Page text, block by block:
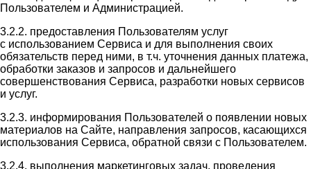
Пользователем и Администрацией.
3.2.2. предоставления Пользователям услуг
с использованием Сервиса и для выполнения своих
обязательств перед ними, в т.ч. уточнения данных платежа,
обработки заказов и запросов и дальнейшего
совершенствования Сервиса, разработки новых сервисов
и услуг.
3.2.3. информирования Пользователей о появлении новых
материалов на Сайте, направления запросов, касающихся
использования Сервиса, обратной связи с Пользователем.
3.2.4. выполнения маркетинговых задач, проведения